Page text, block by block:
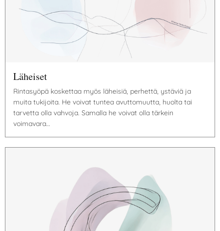
Läheiset
Rintasyöpä koskettaa myös läheisiä, perhettä, ystäviä ja
muita tukijoita. He voivat tuntea avuttomuutta, huolta tai
tarvetta olla vahvoja. Samalla he voivat olla tärkein
voimavara…